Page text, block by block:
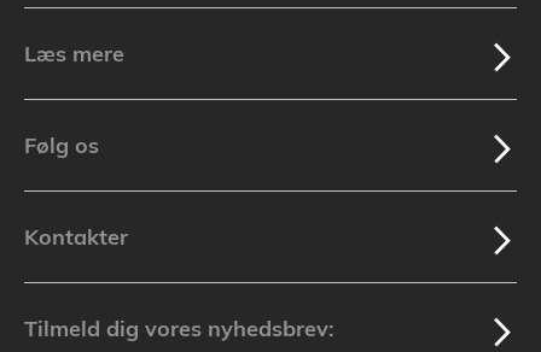
Læs mere
Følg os
Kontakter
Tilmeld dig vores nyhedsbrev: